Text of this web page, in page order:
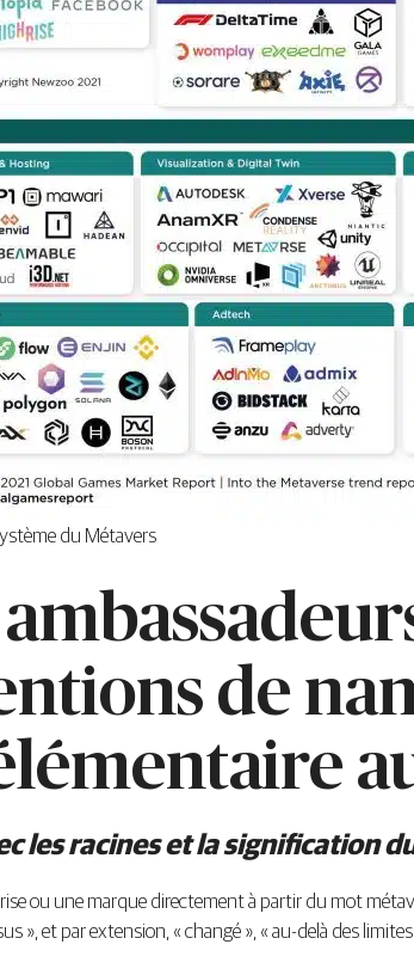
du Métavers
de
les racines et la signification
ou une marque directement à partir du mot
», et par extension, « changé », « au-delà des limites